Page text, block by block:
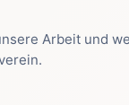
Arbeit und